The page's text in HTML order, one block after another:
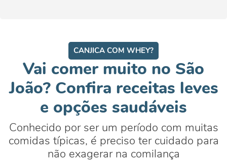
CANJICA COM WHEY?
Vai comer muito no São
João? Confira receitas leves
e opções saudáveis
Conhecido por ser um período com muitas
comidas típicas, é preciso ter cuidado para
não exagerar na comilança